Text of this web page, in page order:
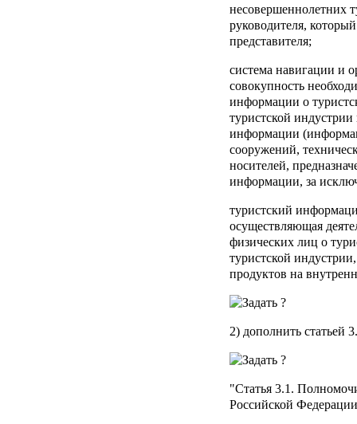
несовершеннолетних
руководителя,
представителя;
система навигации и
совокупность
информации о
туристской
информации
сооружений,
носителей,
информации, за
туристский
осуществляющая
физических лиц о
туристской
продуктов на
2) дополнить статьей
"Статья 3.1.
Российской